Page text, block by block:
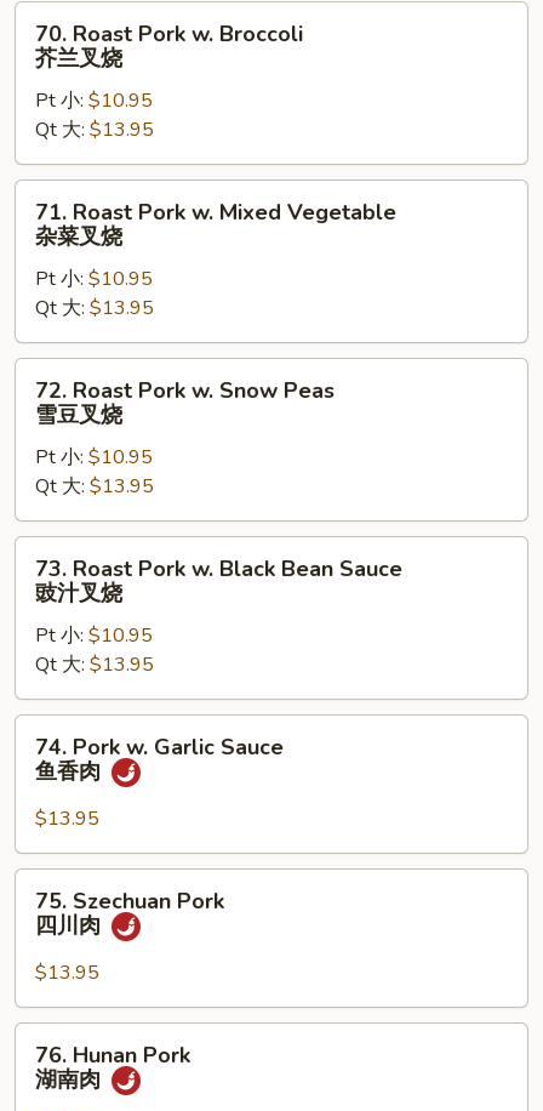
70.
Roast
Pork
Broccoli
芥
兰
70. Roast Pork w. Broccoli
芥兰叉烧
Pt 小: $10.95
Qt 大: $13.95
71.
Roast
Pork
Mixed
Vegetable
杂
71. Roast Pork w. Mixed Vegetable
杂菜叉烧
Pt 小: $10.95
Qt 大: $13.95
72.
Roast
Pork
Snow
Peas
雪
72. Roast Pork w. Snow Peas
雪豆叉烧
Pt 小: $10.95
Qt 大: $13.95
73.
Roast
Pork
Black
Bean
Sauce
73. Roast Pork w. Black Bean Sauce
豉汁叉烧
Pt 小: $10.95
Qt 大: $13.95
74.
Pork
Garlic
Sauce
鱼
74. Pork w. Garlic Sauce
鱼香肉
$13.95
75.
Szechuan
Pork
川
肉
75. Szechuan Pork
四川肉
$13.95
76.
Hunan
Pork
76. Hunan Pork
湖南肉